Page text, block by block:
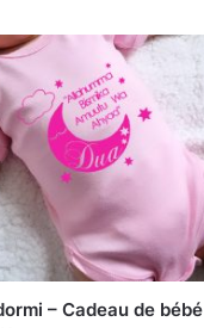
– Cadeau de bébé